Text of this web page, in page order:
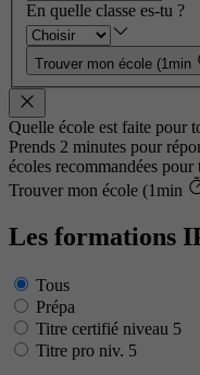
En quelle classe es-tu ?
Trouver mon école (1min
Quelle école est faite pour
Prends 2 minutes pour
écoles recommandées pour
Trouver mon école (1min
Les formations
Tous
Prépa
Titre certifié niveau 5
Titre pro niv. 5